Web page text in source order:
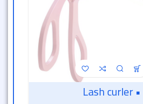
• Lash curler